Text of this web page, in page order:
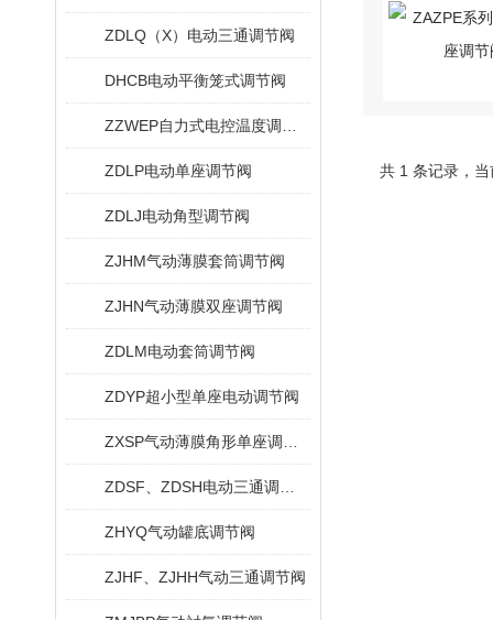
ZDLQ（X）电动三通调节阀
DHCB电动平衡笼式调节阀
ZDLP电动单座调节阀
ZDLJ电动角型调节阀
ZJHM气动薄膜套筒调节阀
ZJHN气动薄膜双座调节阀
ZDLM电动套筒调节阀
ZDYP超小型单座电动调节阀
ZHYQ气动罐底调节阀
ZJHF、ZJHH气动三通调节阀
共 1 条记录，